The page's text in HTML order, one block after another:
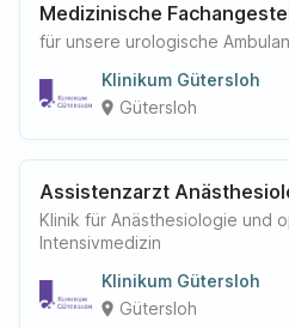
Medizinische
für unsere urologische
Klinikum Gütersloh
place Gütersloh
Assistenzarzt
Klinik für Anästhesiologie und
Intensivmedizin
Klinikum Gütersloh
place Gütersloh